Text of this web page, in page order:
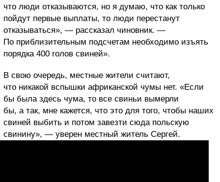
что люди отказываются, но я думаю, что как только
пойдут первые выплаты, то люди перестанут
отказываться», — рассказал чиновник. —
По приблизительным подсчетам необходимо изъять
порядка 400 голов свиней».
В свою очередь, местные жители считают,
что никакой вспышки африканской чумы нет. «Если
бы была здесь чума, то все свиньи вымерли
бы, а так, мне кажется, что это для того, чтобы наших
свиней выбить и потом завезти сюда польскую
свинину», — уверен местный житель Сергей.